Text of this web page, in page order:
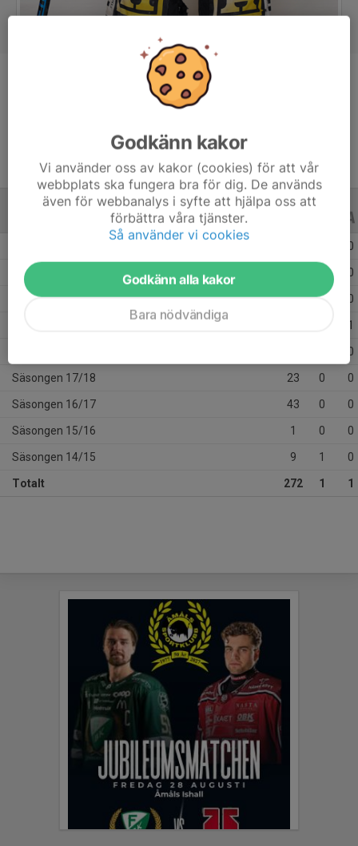
Forward
ALLA ÅR
0
Säsongen 24/25 0
Säsongen 23/24 38 0 0
1
0
Säsongen 17/18 23 0 0
Säsongen 16/17 43 0 0
Säsongen 15/16 1 0 0
Säsongen 14/15 9 1 0
Totalt 272 1 1
Godkänn kakor
Vi använder oss av kakor (cookies) för att vår
webbplats ska fungera bra för dig. De används
även för webbanalys i syfte att hjälpa oss att
förbättra våra tjänster.
Så använder vi cookies
Godkänn alla kakor
Bara nödvändiga